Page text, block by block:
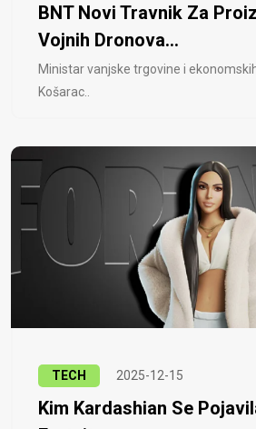
BNT Novi Travnik Za
Vojnih Dronova...
Ministar vanjske trgovine i
Košarac..
TECH 2025-12-15
Kim Kardashian Se